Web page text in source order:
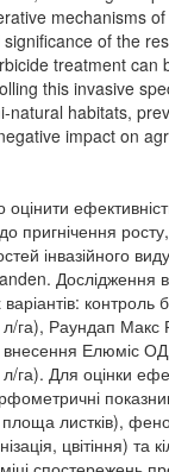
mechanisms
of the
treatment can
this invasive
natural habitats,
impact on
пригнічення
інвазійного виду
Дослідження
контроль
л/га), Раундап Макс
внесення Елюміс
га). Для оцінки
листків),
цвітіння) та